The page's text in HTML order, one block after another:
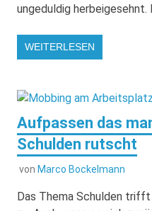
ungeduldig herbeigesehnt.
WEITERLESEN
Aufpassen das
Schulden rutscht
von Marco Bockelmann
Das Thema Schulden